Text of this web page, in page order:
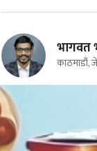
भागवत
काठमाडौं,